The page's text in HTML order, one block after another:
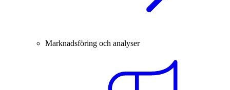
Marknadsföring och analyser